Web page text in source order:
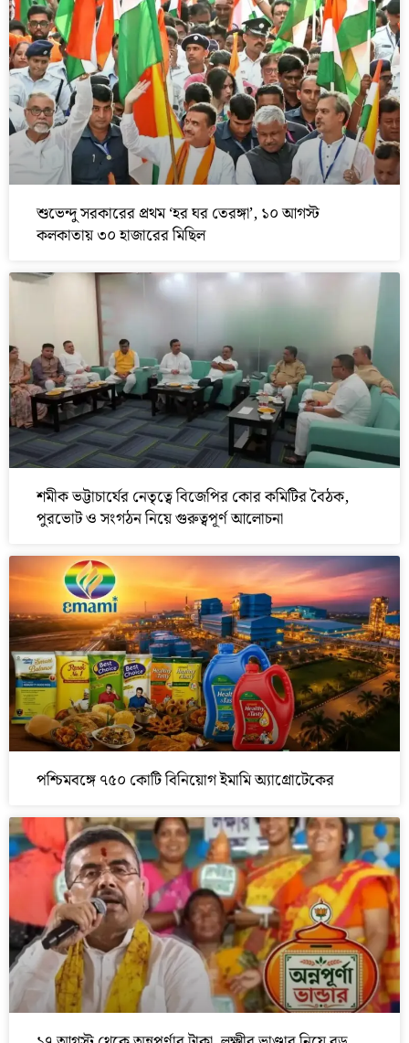
শুভেন্দু সরকারের প্রথম ‘হর ঘর তেরঙ্গা’, ১০ আগস্ট
কলকাতায় ৩০ হাজারের মিছিল
শমীক ভট্টাচার্যের নেতৃত্বে বিজেপির কোর কমিটির বৈঠক,
পুরভোট ও সংগঠন নিয়ে গুরুত্বপূর্ণ আলোচনা
পশ্চিমবঙ্গে ৭৫০ কোটি বিনিয়োগ ইমামি অ্যাগ্রোটেকের